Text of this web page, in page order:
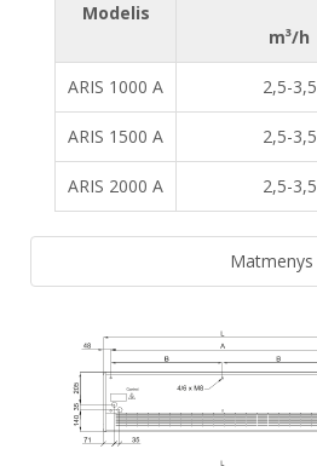
Modelis
m³/h
ARIS 1000 A 2,5-3,5
ARIS 1500 A 2,5-3,5
ARIS 2000 A 2,5-3,5
Matmenys